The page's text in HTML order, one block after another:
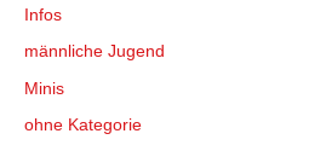
Infos
männliche Jugend
Minis
ohne Kategorie